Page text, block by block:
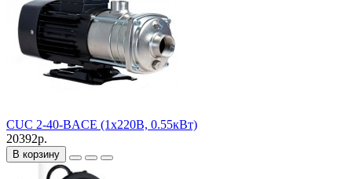
CUC 2-40-BACE (1х220В, 0.55кВт)
20392р.
В корзину